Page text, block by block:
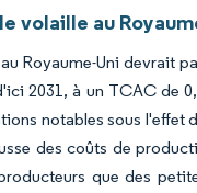
volaille au
Royaume-Uni devrait
2031, à un TCAC de
notables sous
des coûts de
que des